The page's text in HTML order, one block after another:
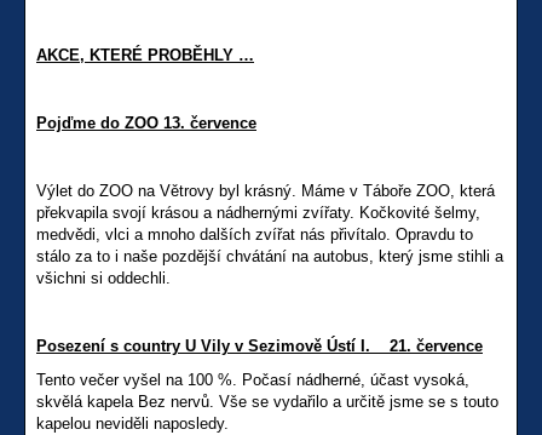
AKCE, KTERÉ PROBĚHLY …
Pojďme do ZOO 13. července
Výlet do ZOO na Větrovy byl krásný. Máme v Táboře ZOO, která
překvapila svojí krásou a nádhernými zvířaty. Kočkovité šelmy,
medvědi, vlci a mnoho dalších zvířat nás přivítalo. Opravdu to
stálo za to i naše pozdější chvátání na autobus, který jsme stihli a
všichni si oddechli.
Posezení s country U Vily v Sezimově Ústí I. 21. července
Tento večer vyšel na 100 %. Počasí nádherné, účast vysoká,
skvělá kapela Bez nervů. Vše se vydařilo a určitě jsme se s touto
kapelou neviděli naposledy.